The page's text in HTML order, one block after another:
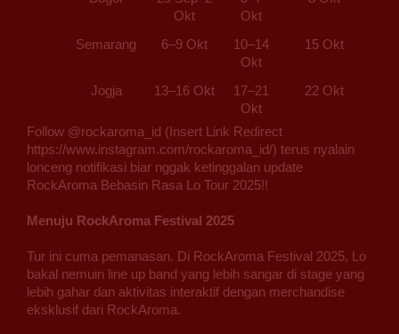
Okt
Okt
Semarang 6–9 Okt
10–14
Okt
15 Okt
Jogja 13–16 Okt
17–21
Okt
22 Okt
Follow @rockaroma_id (Insert Link Redirect
https://www.instagram.com/rockaroma_id/) terus nyalain
lonceng notifikasi biar nggak ketinggalan update
RockAroma Bebasin Rasa Lo Tour 2025!!
Menuju RockAroma Festival 2025
Tur ini cuma pemanasan. Di RockAroma Festival 2025, Lo
bakal nemuin line up band yang lebih sangar di stage yang
lebih gahar dan aktivitas interaktif dengan merchandise
eksklusif dari RockAroma.